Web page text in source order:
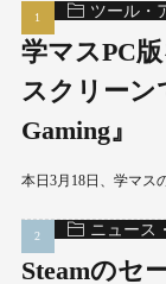
ツール・
学マスPC
スクリーン
Gaming』
本日3月18日、学マス
ニュース
Steamのセ